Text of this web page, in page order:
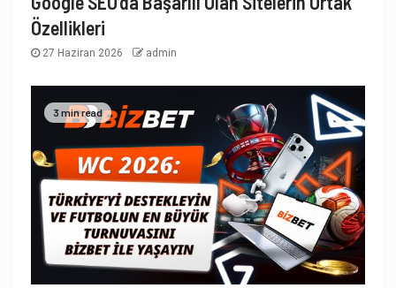
Özellikleri
27 Haziran 2026 admin
3 min read